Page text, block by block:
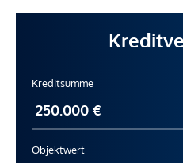
Kreditsumme
Objektwert